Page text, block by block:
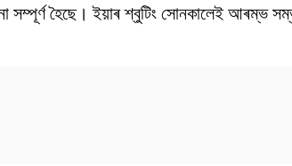
সম্পূৰ্ণ হৈছে। ইয়াৰ শ্বুটিং সোনকালেই আৰম্ভ